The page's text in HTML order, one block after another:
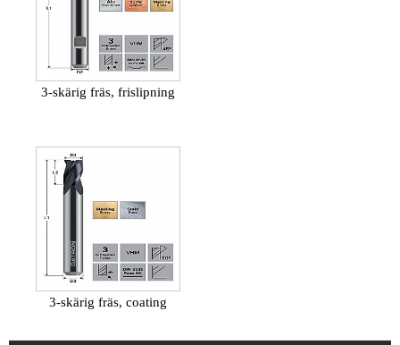
3-skärig fräs, frislipning
3-skärig fräs, coating